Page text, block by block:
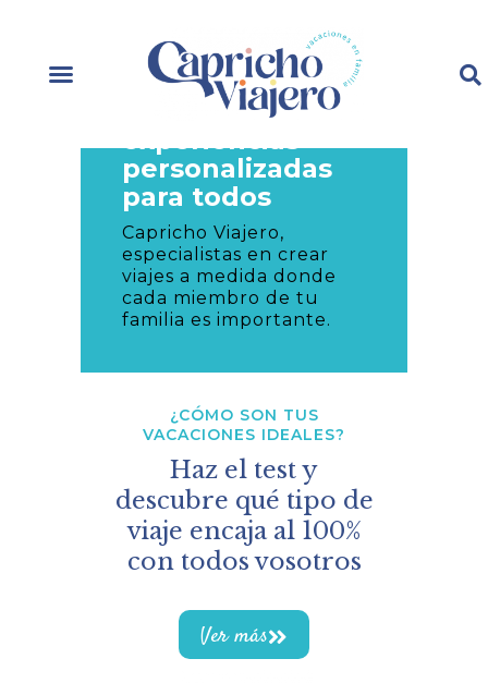
Imagina unas
vacaciones en
con
experiencias
personalizadas
para todos
Capricho Viajero,
especialistas en crear
viajes a medida donde
cada miembro de tu
familia es importante.
¿CÓMO SON TUS
VACACIONES IDEALES?
Haz el test y
descubre qué tipo de
viaje encaja al 100%
con todos vosotros
Ver más